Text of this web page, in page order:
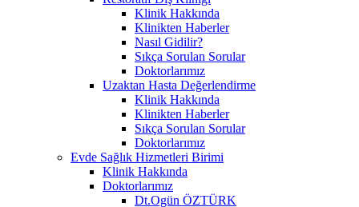
Klinik Hakkında
Klinikten Haberler
Nasıl Gidilir?
Sıkça Sorulan Sorular
Doktorlarımız
Uzaktan Hasta Değerlendirme
Klinik Hakkında
Klinikten Haberler
Sıkça Sorulan Sorular
Doktorlarımız
Evde Sağlık Hizmetleri Birimi
Klinik Hakkında
Doktorlarımız
Dt.Ogün ÖZTÜRK